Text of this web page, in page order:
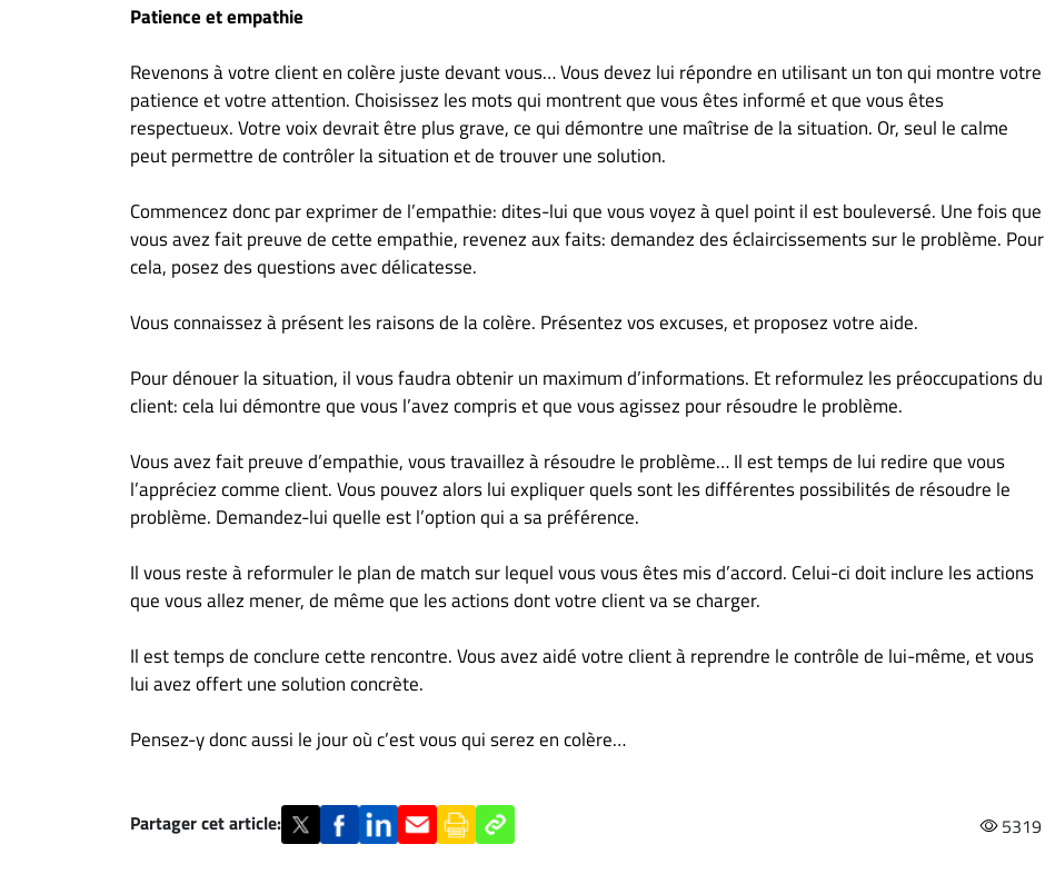
Patience et empathie
Revenons à votre client en colère juste devant vous… Vous devez lui répondre en utilisant un ton qui montre votre
patience et votre attention. Choisissez les mots qui montrent que vous êtes informé et que vous êtes
respectueux. Votre voix devrait être plus grave, ce qui démontre une maîtrise de la situation. Or, seul le calme
peut permettre de contrôler la situation et de trouver une solution.
Commencez donc par exprimer de l’empathie: dites-lui que vous voyez à quel point il est bouleversé. Une fois que
vous avez fait preuve de cette empathie, revenez aux faits: demandez des éclaircissements sur le problème. Pour
cela, posez des questions avec délicatesse.
Vous connaissez à présent les raisons de la colère. Présentez vos excuses, et proposez votre aide.
Pour dénouer la situation, il vous faudra obtenir un maximum d’informations. Et reformulez les préoccupations du
client: cela lui démontre que vous l’avez compris et que vous agissez pour résoudre le problème.
Vous avez fait preuve d’empathie, vous travaillez à résoudre le problème… Il est temps de lui redire que vous
l’appréciez comme client. Vous pouvez alors lui expliquer quels sont les différentes possibilités de résoudre le
problème. Demandez-lui quelle est l’option qui a sa préférence.
Il vous reste à reformuler le plan de match sur lequel vous vous êtes mis d’accord. Celui-ci doit inclure les actions
que vous allez mener, de même que les actions dont votre client va se charger.
Il est temps de conclure cette rencontre. Vous avez aidé votre client à reprendre le contrôle de lui-même, et vous
lui avez offert une solution concrète.
Pensez-y donc aussi le jour où c’est vous qui serez en colère…
Partager cet article: 5319